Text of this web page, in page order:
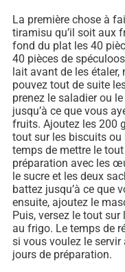
La première chose à
tiramisu qu’il soit aux
fond du plat les 40
40 pièces de
lait avant de les étaler,
pouvez tout de suite
prenez le saladier ou
jusqu’à ce que vous
fruits. Ajoutez les 200
tout sur les biscuits
temps de mettre le
préparation avec les
le sucre et les deux
battez jusqu’à ce que
ensuite, ajoutez le
Puis, versez le tout
au frigo. Le temps de
si vous voulez le
jours de préparation.